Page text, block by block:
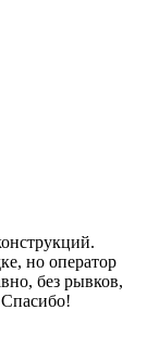
но оператор
без рывков,